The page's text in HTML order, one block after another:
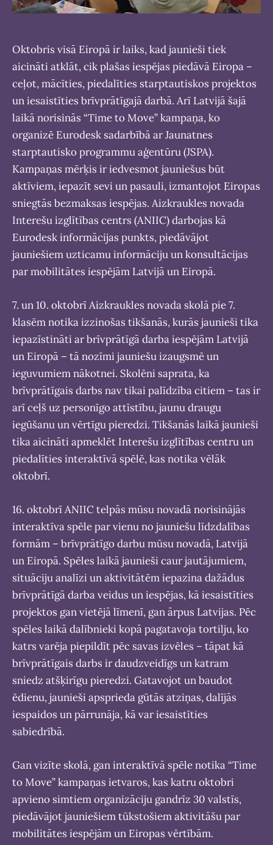
Oktobris visā Eiropā ir laiks, kad jaunieši tiek
aicināti atklāt, cik plašas iespējas piedāvā Eiropa –
ceļot, mācīties, piedalīties starptautiskos projektos
un iesaistīties brīvprātīgajā darbā. Arī Latvijā šajā
laikā norisinās “Time to Move” kampaņa, ko
organizē Eurodesk sadarbībā ar Jaunatnes
starptautisko programmu aģentūru (JSPA).
Kampaņas mērķis ir iedvesmot jauniešus būt
aktīviem, iepazīt sevi un pasauli, izmantojot Eiropas
sniegtās bezmaksas iespējas. Aizkraukles novada
Interešu izglītības centrs (ANIIC) darbojas kā
Eurodesk informācijas punkts, piedāvājot
jauniešiem uzticamu informāciju un konsultācijas
par mobilitātes iespējām Latvijā un Eiropā.
7. un 10. oktobrī Aizkraukles novada skolā pie 7.
klasēm notika izzinošas tikšanās, kurās jaunieši tika
iepazīstināti ar brīvprātīgā darba iespējām Latvijā
un Eiropā – tā nozīmi jauniešu izaugsmē un
ieguvumiem nākotnei. Skolēni saprata, ka
brīvprātīgais darbs nav tikai palīdzība citiem – tas ir
arī ceļš uz personīgo attīstību, jaunu draugu
iegūšanu un vērtīgu pieredzi. Tikšanās laikā jaunieši
tika aicināti apmeklēt Interešu izglītības centru un
piedalīties interaktīvā spēlē, kas notika vēlāk
oktobrī.
16. oktobrī ANIIC telpās mūsu novadā norisinājās
interaktīva spēle par vienu no jauniešu līdzdalības
formām – brīvprātīgo darbu mūsu novadā, Latvijā
un Eiropā. Spēles laikā jaunieši caur jautājumiem,
situāciju analīzi un aktivitātēm iepazina dažādus
brīvprātīgā darba veidus un iespējas, kā iesaistīties
projektos gan vietējā līmenī, gan ārpus Latvijas. Pēc
spēles laikā dalībnieki kopā pagatavoja tortilju, ko
katrs varēja piepildīt pēc savas izvēles – tāpat kā
brīvprātīgais darbs ir daudzveidīgs un katram
sniedz atšķirīgu pieredzi. Gatavojot un baudot
ēdienu, jaunieši apsprieda gūtās atziņas, dalījās
iespaidos un pārrunāja, kā var iesaistīties
sabiedrībā.
Gan vizīte skolā, gan interaktīvā spēle notika “Time
to Move” kampaņas ietvaros, kas katru oktobri
apvieno simtiem organizāciju gandrīz 30 valstīs,
piedāvājot jauniešiem tūkstošiem aktivitāšu par
mobilitātes iespējām un Eiropas vērtībām.